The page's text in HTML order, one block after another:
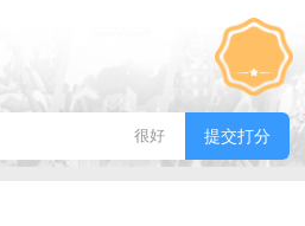
很好 提交打分